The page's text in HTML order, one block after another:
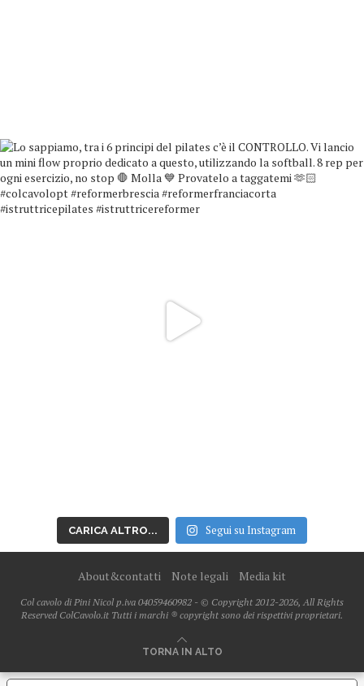
CARICA ALTRO... Segui su Instagram
About&contatti Note legali Media kit
Col cavolo di Pini Nicol p.iva 04059460982 - © Copyright 2012-2026, All Rights
Reserved ColCavolo.it Tutti i marchi ® copyright sono dei rispettivi proprietari.
TORNA IN ALTO